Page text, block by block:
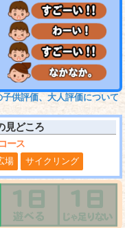
供評価、大人評価について
見どころ
ース
場 サイクリング